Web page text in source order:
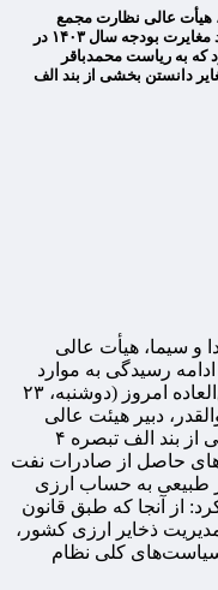
هیأت عالی نظارت مجمع
تشخیص مصلحت نظام در ادامه رسیدگی به موارد مغایرت بودجه سال ۱۴۰۳ در
۲۳ بهمن‌ماه) خود که به ریاست محمدباقر
دانستن بخشی از بند الف
و سیما، هیأت عالی
رسیدگی به موارد
مغایرت بودجه سال ۱۴۰۳ در جلسه فوق‌العاده امروز (دوشنبه، ۲۳
دبیر هیئت عالی
نظارت تشکیل شد، با مغایر دانستن بخشی از بند الف تبصره ۴
درآمدهای حاصل از صادرات نفت
طبیعی به حساب ارزی
از آنجا که طبق قانون
ذخایر ارزی کشور،
ارز و طلا را دارد مغایر جز ۸ بند ۹ سیاست‌های کلی نظام